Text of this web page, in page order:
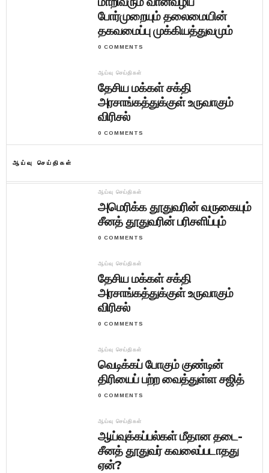
போர்முறையும் தலைமையின்
தகவமைப்பு முக்கியத்துவமும்
0 COMMENTS
ஆய்வு செய்திகள்
தேசிய மக்கள் சக்தி
அரசாங்கத்துக்குள் உருவாகும்
விரிசல்
0 COMMENTS
ஆய்வு செய்திகள்
ஆய்வு செய்திகள்
அமெரிக்க தூதுவரின் வருகையும்
சீனத் தூதுவரின் பரிசளிப்பும்
0 COMMENTS
ஆய்வு செய்திகள்
தேசிய மக்கள் சக்தி
அரசாங்கத்துக்குள் உருவாகும்
விரிசல்
0 COMMENTS
ஆய்வு செய்திகள்
வெடிக்கப் போகும் குண்டின்
திரியைப் பற்ற வைத்துள்ள சஜித்
0 COMMENTS
ஆய்வு செய்திகள்
ஆய்வுக்கப்பல்கள் மீதான தடை-
சீனத் தூதுவர் கவலைப்படாதது
ஏன்?